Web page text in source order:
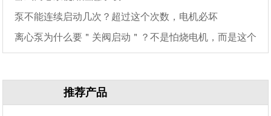
泵不能连续启动几次？超过这个次数，电机必坏
离心泵为什么要＂关阀启动＂？不是怕烧电机，而是这个
推荐产品